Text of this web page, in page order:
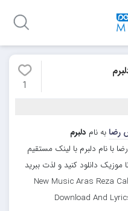
1
رضابه نام دلبرم
با نام دلبرم با لینک مستقیم
دانلود کنید و لذت ببرید
New Music Aras Reza
Download And